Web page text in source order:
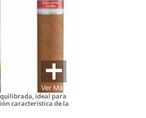
Ver Más
ideal para
característica de la